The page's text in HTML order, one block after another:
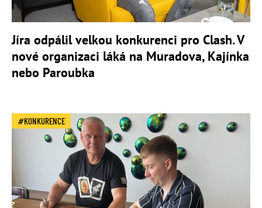
Jíra odpálil velkou konkurenci pro Clash. V
nové organizaci láká na Muradova, Kajínka
nebo Paroubka
KONKURENCE